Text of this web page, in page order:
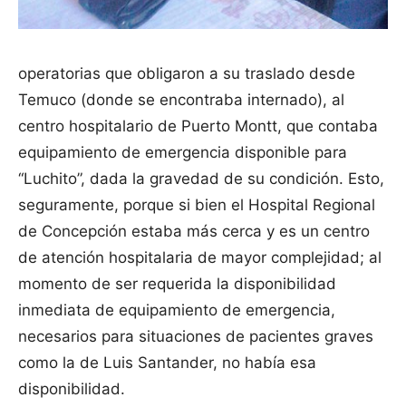
operatorias que obligaron a su traslado desde
Temuco (donde se encontraba internado), al
centro hospitalario de Puerto Montt, que contaba
equipamiento de emergencia disponible para
“Luchito”, dada la gravedad de su condición. Esto,
seguramente, porque si bien el Hospital Regional
de Concepción estaba más cerca y es un centro
de atención hospitalaria de mayor complejidad; al
momento de ser requerida la disponibilidad
inmediata de equipamiento de emergencia,
necesarios para situaciones de pacientes graves
como la de Luis Santander, no había esa
disponibilidad.